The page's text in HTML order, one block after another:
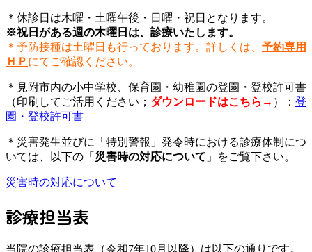
＊休診日は木曜・土曜午後・日曜・祝日となります。
※祝日がある週の木曜日は、診療いたします。
＊予防接種は土曜日も行っております。 詳しくは、 予約専用
ＨＰ にてご確認ください。
＊見附市内の小中学校、保育園・幼稚園の登園・登校許可書
（印刷してご活用ください； ダウンロードはこちら→ ）： 登
園・登校許可書
＊災害発生並びに「特別警報」発令時における診療体制につ
いては、以下の「 災害時の対応について 」をご覧下さい。
災害時の対応について
診療担当表
当院の診療担当表（令和7年10月以降）は以下の通りです。